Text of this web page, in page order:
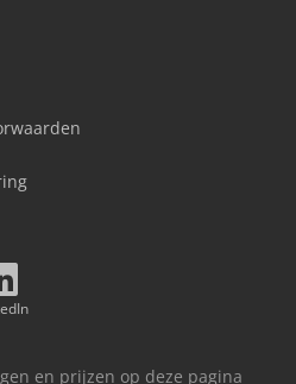
en prijzen op deze pagina